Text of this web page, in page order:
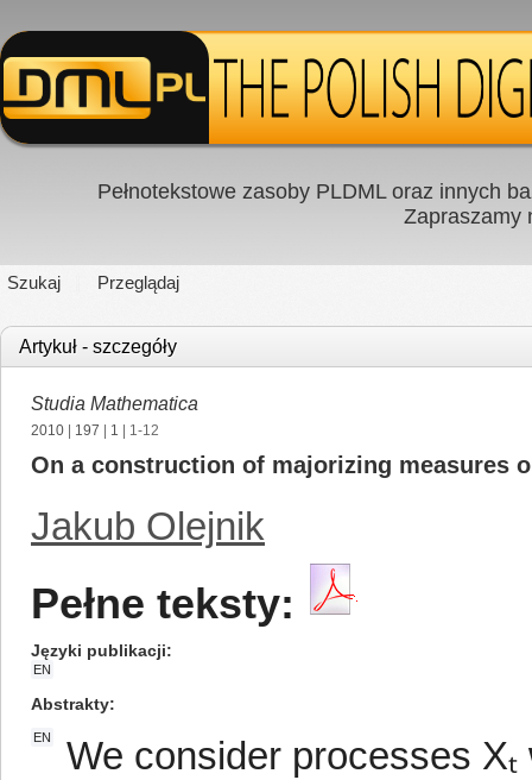
Pełnotekstowe zasoby PLDML oraz innych
Zapraszamy
Szukaj Przeglądaj
Artykuł - szczegóły
Studia Mathematica
2010 197 1 | 1-12
On a construction of majorizing measures
Jakub Olejnik
Pełne teksty:
Języki publikacji
EN
Abstrakty
EN
We consider processes